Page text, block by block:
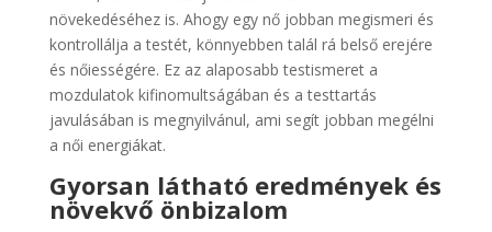
növekedéséhez is. Ahogy egy nő jobban megismeri és
kontrollálja a testét, könnyebben talál rá belső erejére
és nőiességére. Ez az alaposabb testismeret a
mozdulatok kifinomultságában és a testtartás
javulásában is megnyilvánul, ami segít jobban megélni
a női energiákat.
Gyorsan látható eredmények és
növekvő önbizalom